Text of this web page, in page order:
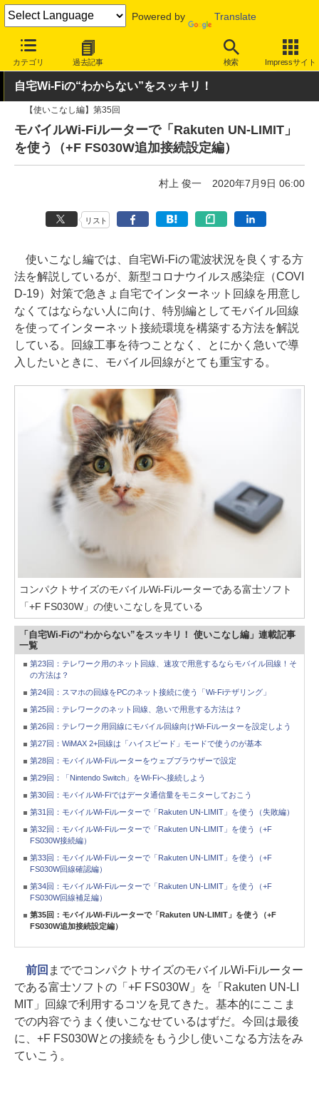
Powered by Translate
カテゴリ 過去記事 検索 Impressサイト
INTERNET Watch ハードウェア ルーター
自宅Wi-Fiの“わからない”をスッキリ！
【使いこなし編】第35回
モバイルWi-Fiルーターで「Rakuten UN-LIMIT」
を使う（+F FS030W追加接続設定編）
村上 俊一 2020年7月9日 06:00
リスト
使いこなし編では、自宅Wi-Fiの電波状況を良くする方
法を解説しているが、新型コロナウイルス感染症（COVI
D-19）対策で急きょ自宅でインターネット回線を用意し
なくてはならない人に向け、特別編としてモバイル回線
を使ってインターネット接続環境を構築する方法を解説
している。回線工事を待つことなく、とにかく急いで導
入したいときに、モバイル回線がとても重宝する。
コンパクトサイズのモバイルWi-Fiルーターである富士ソフト
「+F FS030W」の使いこなしを見ている
「自宅Wi-Fiの“わからない”をスッキリ！ 使いこなし編」連載記事
一覧
第23回：テレワーク用のネット回線、速攻で用意するならモバイル回線！そ
の方法は？
第24回：スマホの回線をPCのネット接続に使う「Wi-Fiテザリング」
第25回：テレワークのネット回線、急いで用意する方法は？
第26回：テレワーク用回線にモバイル回線向けWi-Fiルーターを設定しよう
第27回：WiMAX 2+回線は「ハイスピード」モードで使うのが基本
第28回：モバイルWi-Fiルーターをウェブブラウザーで設定
第29回：「Nintendo Switch」をWi-Fiへ接続しよう
第30回：モバイルWi-Fiではデータ通信量をモニターしておこう
第31回：モバイルWi-Fiルーターで「Rakuten UN-LIMIT」を使う（失敗編）
第32回：モバイルWi-Fiルーターで「Rakuten UN-LIMIT」を使う（+F
FS030W接続編）
第33回：モバイルWi-Fiルーターで「Rakuten UN-LIMIT」を使う（+F
FS030W回線確認編）
第34回：モバイルWi-Fiルーターで「Rakuten UN-LIMIT」を使う（+F
FS030W回線補足編）
第35回：モバイルWi-Fiルーターで「Rakuten UN-LIMIT」を使う（+F
FS030W追加接続設定編）
前回 まででコンパクトサイズのモバイルWi-Fiルーター
である富士ソフトの「+F FS030W」を「Rakuten UN-LI
MIT」回線で利用するコツを見てきた。基本的にここま
での内容でうまく使いこなせているはずだ。今回は最後
に、+F FS030Wとの接続をもう少し使いこなる方法をみ
ていこう。